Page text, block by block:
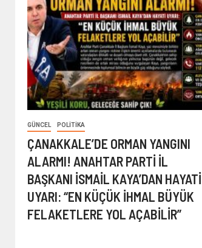
GÜNCEL POLITIKA
ÇANAKKALE’DE ORMAN YANGINI
ALARMI! ANAHTAR PARTİ İL
BAŞKANI İSMAİL KAYA’DAN HAYATİ
UYARI: “EN KÜÇÜK İHMAL BÜYÜK
FELAKETLERE YOL AÇABİLİR”